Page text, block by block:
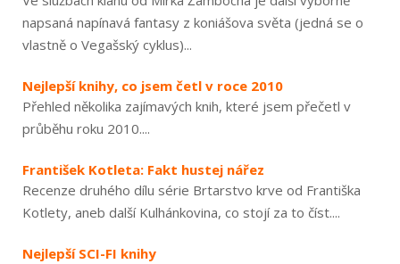
napsaná napínavá fantasy z koniášova světa (jedná se o
vlastně o Vegašský cyklus)...
Nejlepší knihy, co jsem četl v roce 2010
Přehled několika zajímavých knih, které jsem přečetl v
průběhu roku 2010....
František Kotleta: Fakt hustej nářez
Recenze druhého dílu série Brtarstvo krve od Františka
Kotlety, aneb další Kulhánkovina, co stojí za to číst....
Nejlepší SCI-FI knihy